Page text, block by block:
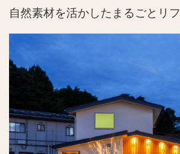
自然素材を活かしたまるごとリ